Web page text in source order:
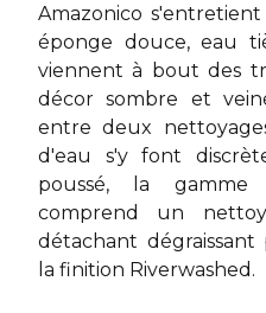
Amazonico
éponge douce, eau
viennent à bout des
décor sombre et
entre deux
d'eau s'y font
poussé, la gamme
comprend un
détachant
la finition Riverwashed.